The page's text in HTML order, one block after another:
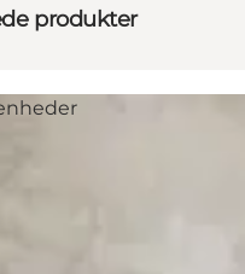
produkter